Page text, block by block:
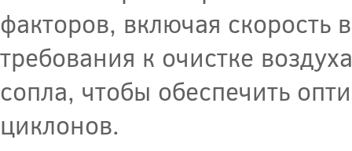
факторов, включая скорость
требования к очистке
сопла, чтобы обеспечить
циклонов.